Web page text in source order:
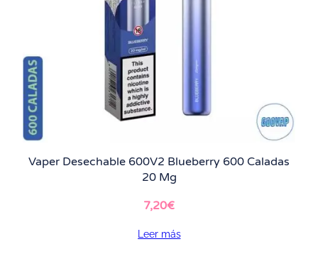
Vaper Desechable 600V2 Blueberry 600 Caladas
20 Mg
7,20€
Leer más